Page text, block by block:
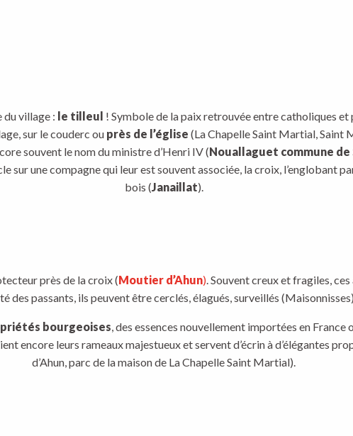
du village : le tilleul ! Symbole de la paix retrouvée entre catholiques
sur le couderc ou près de l’église (La Chapelle Saint Martial,
souvent le nom du ministre d’Henri IV (Nouallaguet commune de
sur une compagne qui leur est souvent associée, la croix, l’englobant
bois (Janaillat).
près de la croix (Moutier d’Ahun). Souvent creux et fragiles,
des passants, ils peuvent être cerclés, élagués, surveillés
bourgeoises, des essences nouvellement importées en
encore leurs rameaux majestueux et servent d’écrin à d’élégantes
d’Ahun, parc de la maison de La Chapelle Saint Martial).